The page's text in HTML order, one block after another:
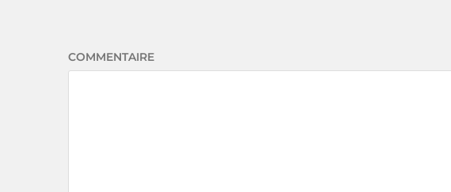
COMMENTAIRE